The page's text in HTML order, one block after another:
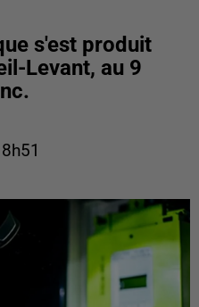
s'est produit
Levant, au 9